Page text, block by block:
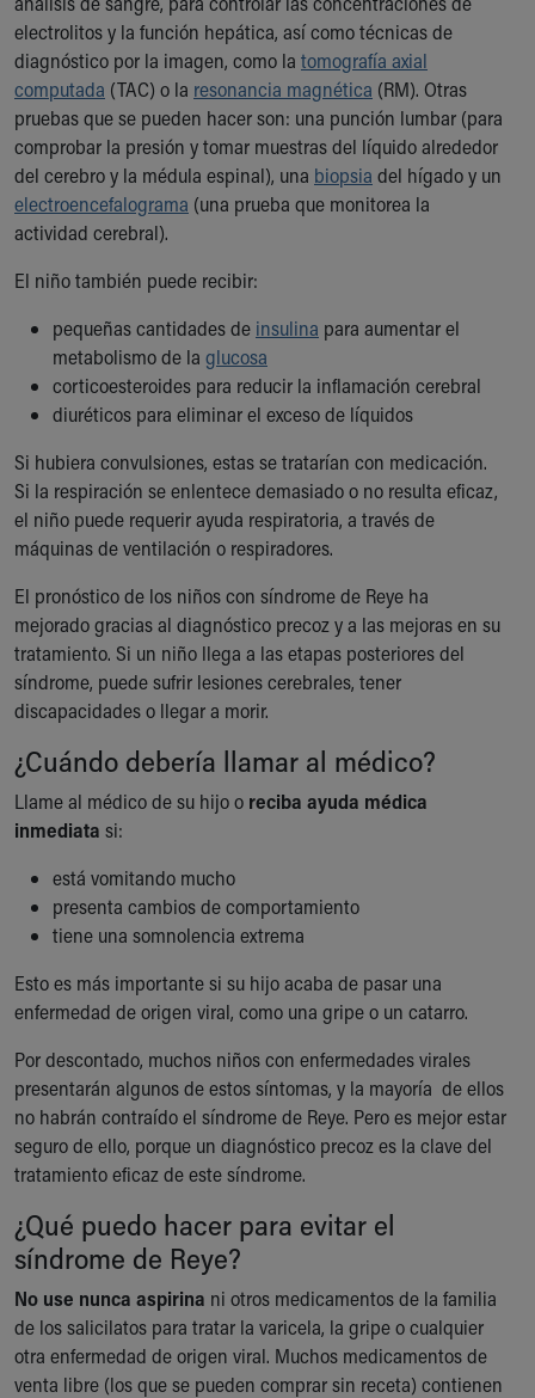
electrolitos y la función hepática, así como técnicas de
diagnóstico por la imagen, como la tomografía axial
computada (TAC) o la resonancia magnética (RM). Otras
pruebas que se pueden hacer son: una punción lumbar (para
comprobar la presión y tomar muestras del líquido alrededor
del cerebro y la médula espinal), una biopsia del hígado y un
electroencefalograma (una prueba que monitorea la
actividad cerebral).
El niño también puede recibir:
pequeñas cantidades de insulina para aumentar el
metabolismo de la glucosa
corticoesteroides para reducir la inflamación cerebral
diuréticos para eliminar el exceso de líquidos
Si hubiera convulsiones, estas se tratarían con medicación.
Si la respiración se enlentece demasiado o no resulta eficaz,
el niño puede requerir ayuda respiratoria, a través de
máquinas de ventilación o respiradores.
El pronóstico de los niños con síndrome de Reye ha
mejorado gracias al diagnóstico precoz y a las mejoras en su
tratamiento. Si un niño llega a las etapas posteriores del
síndrome, puede sufrir lesiones cerebrales, tener
discapacidades o llegar a morir.
¿Cuándo debería llamar al médico?
Llame al médico de su hijo o reciba ayuda médica
inmediata si:
está vomitando mucho
presenta cambios de comportamiento
tiene una somnolencia extrema
Esto es más importante si su hijo acaba de pasar una
enfermedad de origen viral, como una gripe o un catarro.
Por descontado, muchos niños con enfermedades virales
presentarán algunos de estos síntomas, y la mayoría de ellos
no habrán contraído el síndrome de Reye. Pero es mejor estar
seguro de ello, porque un diagnóstico precoz es la clave del
tratamiento eficaz de este síndrome.
¿Qué puedo hacer para evitar el
síndrome de Reye?
No use nunca aspirina ni otros medicamentos de la familia
de los salicilatos para tratar la varicela, la gripe o cualquier
otra enfermedad de origen viral. Muchos medicamentos de
venta libre (los que se pueden comprar sin receta) contienen